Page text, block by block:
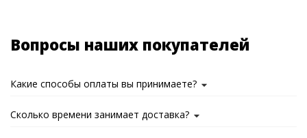
Вопросы наших покупателей
Какие способы оплаты вы принимаете?
Сколько времени занимает доставка?